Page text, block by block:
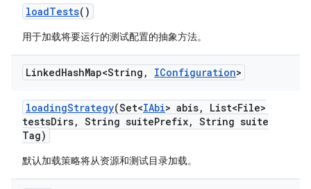
loadTests()
用于加载将要运行的测试配置的抽象方法。
LinkedHashMap<String , IConfiguration>
loadingStrategy(Set<IAbi> abis,
List<File>
testsDirs, String suitePrefix, String suite
Tag)
默认加载策略将从资源和测试目录加载。